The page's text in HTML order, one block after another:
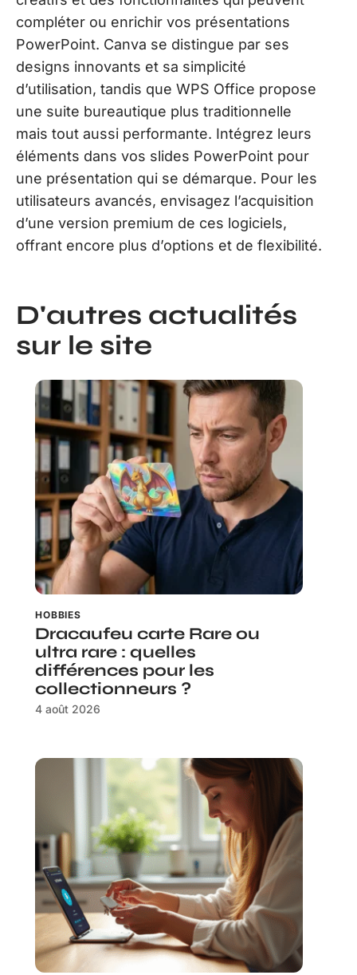
compléter ou enrichir vos présentations
PowerPoint. Canva se distingue par ses
designs innovants et sa simplicité
d’utilisation, tandis que WPS Office propose
une suite bureautique plus traditionnelle
mais tout aussi performante. Intégrez leurs
éléments dans vos slides PowerPoint pour
une présentation qui se démarque. Pour les
utilisateurs avancés, envisagez l’acquisition
d’une version premium de ces logiciels,
offrant encore plus d’options et de flexibilité.
D'autres actualités
sur le site
HOBBIES
Dracaufeu carte Rare ou
ultra rare : quelles
différences pour les
collectionneurs ?
4 août 2026